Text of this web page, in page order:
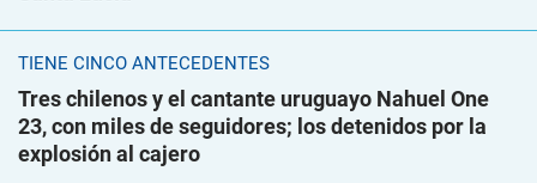
TIENE CINCO ANTECEDENTES
Tres chilenos y el cantante uruguayo Nahuel One
23, con miles de seguidores; los detenidos por la
explosión al cajero